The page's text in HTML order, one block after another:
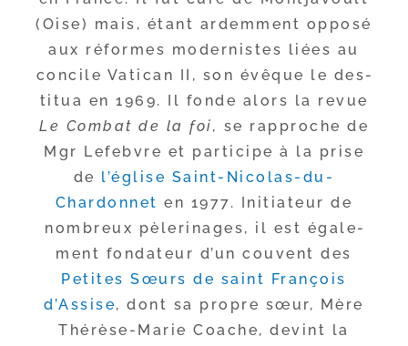
(Oise) mais, étant ardem­ment oppo­sé
aux réformes moder­nistes liées au
concile Vatican II, son évêque le des­
ti­tua en 1969. Il fonde alors la revue
Le Combat de la foi, se rap­proche de
Mgr Lefebvre et par­ti­cipe à la prise
de l’é­glise Saint-​Nicolas-​du-​
Chardonnet en 1977. Initiateur de
nom­breux pèle­ri­nages, il est éga­le­
ment fon­da­teur d’un couvent des
Petites Sœurs de saint François
d’Assise, dont sa propre sœur, Mère
Thérèse-​Marie Coache, devint la